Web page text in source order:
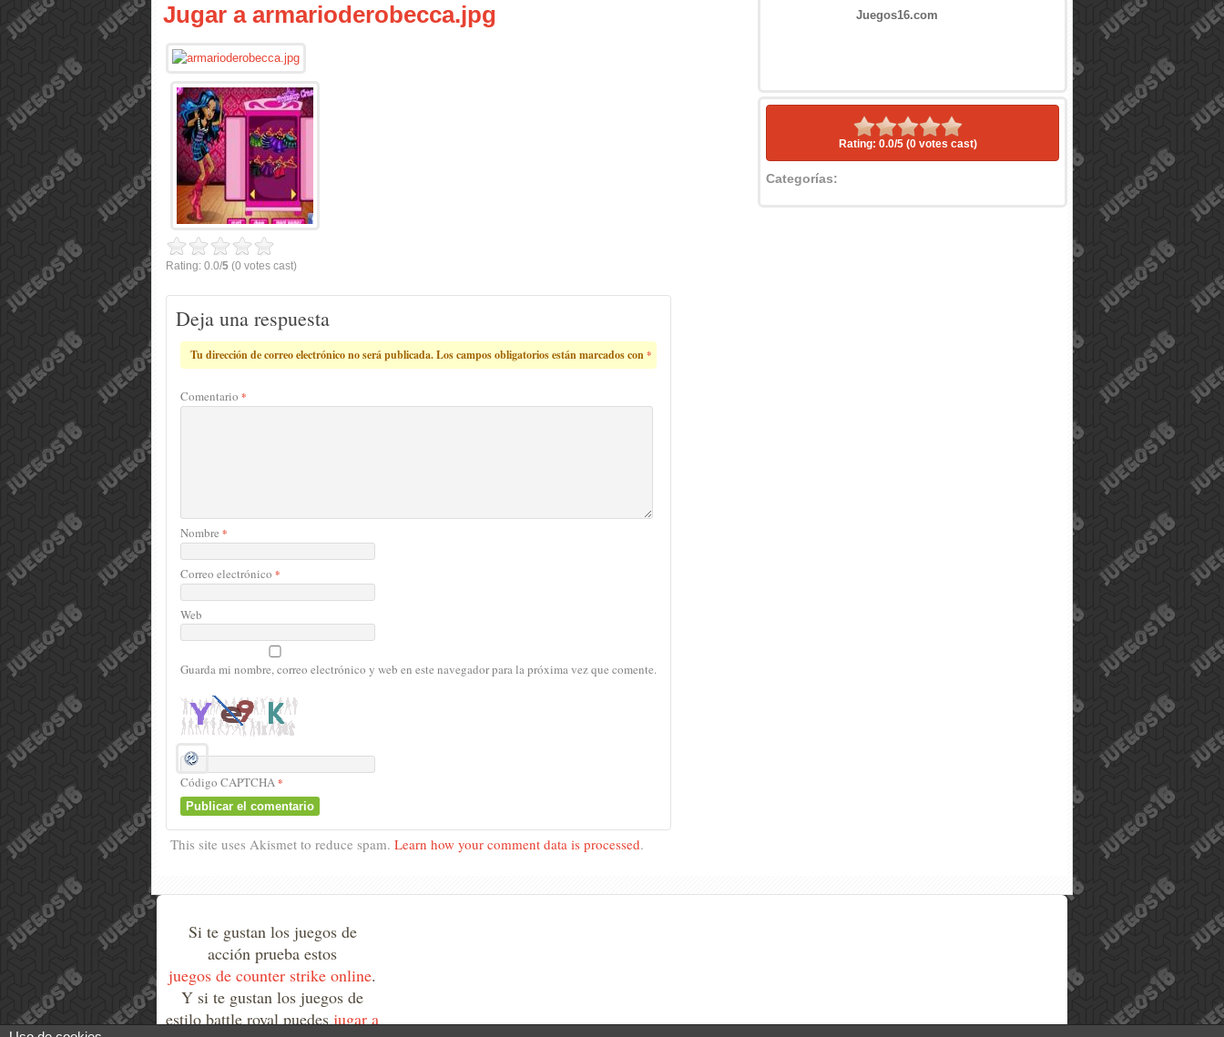
Jugar a armarioderobecca.jpg
Rating: 0.0/5 (0 votes cast)
Deja una respuesta
Tu dirección de correo electrónico no será publicada. Los campos obligatorios están marcados con*
Comentario *
Nombre *
Correo electrónico *
Web
Guarda mi nombre, correo electrónico y web en este navegador para la próxima vez que comente.
Código CAPTCHA*
This site uses Akismet to reduce spam. Learn how your comment data is processed.
Juegos16.com
Rating: 0.0/5 (0 votes cast)
Categorías:
Si te gustan los juegos de
acción prueba estos
juegos de counter strike online.
Y si te gustan los juegos de
estilo battle royal puedesjugar a